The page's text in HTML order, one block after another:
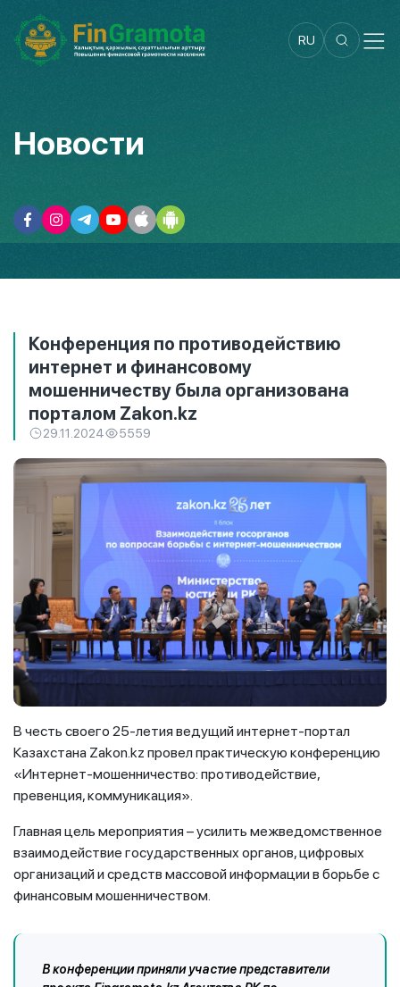
RU
Новости
Конференция по противодействию
интернет и финансовому
мошенничеству была организована
порталом Zakon.kz
29.11.2024 5559
В честь своего 25-летия ведущий интернет-портал
Казахстана Zakon.kz провел практическую конференцию
«Интернет-мошенничество: противодействие,
превенция, коммуникация».
Главная цель мероприятия – усилить межведомственное
взаимодействие государственных органов, цифровых
организаций и средств массовой информации в борьбе с
финансовым мошенничеством.
В конференции приняли участие представители